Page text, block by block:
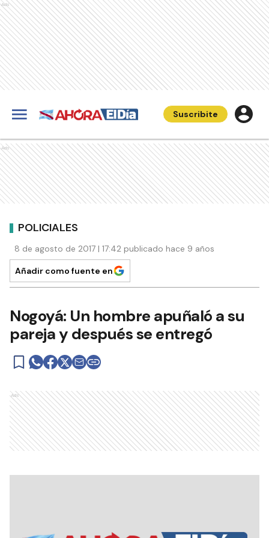
Ads
Suscribite
Ads
POLICIALES
8 de agosto de 2017 | 17:42 publicado hace 9 años
Añadir como fuente en
Nogoyá: Un hombre apuñaló a su
pareja y después se entregó
Ads